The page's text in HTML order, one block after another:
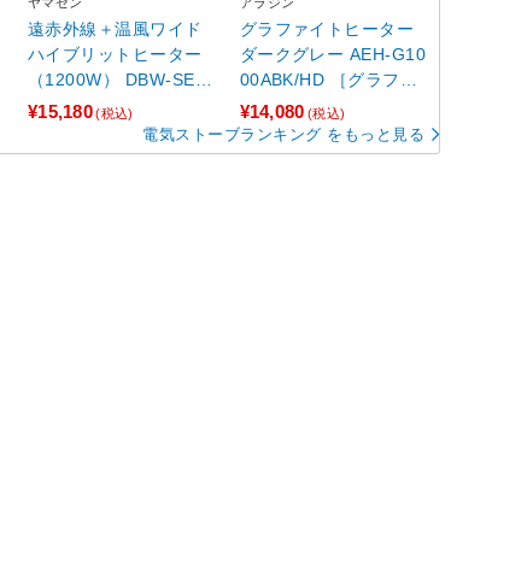
遠赤外線＋温風ワイド
ハイブリットヒーター
（1200W） DBW-SEJ1
2-AB ［シーズヒータ
¥15,180(税込)
グラファイトヒーター
ダークグレー AEH-G10
00ABK/HD ［グラファ
イトヒーター /人感セン
サーなし /首振り機能］
¥14,080 (税込)
電気ストーブランキング をもっと見る